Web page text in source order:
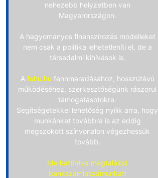
nehezebb helyzetben van
Magyarországon.
A hagyományos finanszírozás modelleket
nem csak a politika lehetetleníti el, de a
társadalmi kihívások is.
A fuhu.hu fennmaradásához, hosszútávú
működéséhez, szerkesztőségünk rászorul
támogatásotokra.
Segítségetekkel lehetőség nyílik arra, hogy
munkánkat továbbra is az eddig
megszokott színvonalon végezhessük
tovább.
Ide kattintva megtalálod
bankszámlaszámunkat!